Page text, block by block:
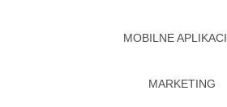
MOBILNE
MARKETING